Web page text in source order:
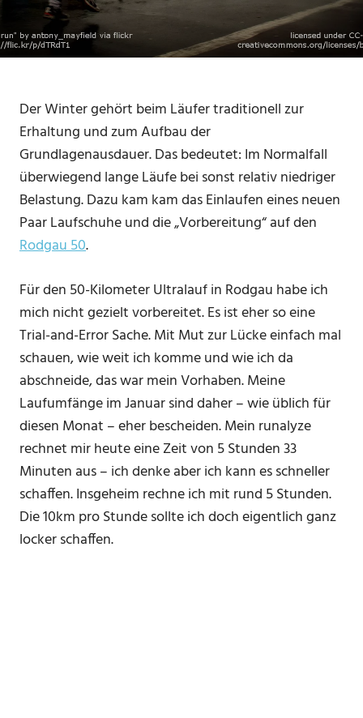
Der Winter gehört beim Läufer traditionell zur
Erhaltung und zum Aufbau der
Grundlagenausdauer. Das bedeutet: Im Normalfall
überwiegend lange Läufe bei sonst relativ niedriger
Belastung. Dazu kam kam das Einlaufen eines neuen
Paar Laufschuhe und die „Vorbereitung“ auf den
Rodgau 50.
Für den 50-Kilometer Ultralauf in Rodgau habe ich
mich nicht gezielt vorbereitet. Es ist eher so eine
Trial-and-Error Sache. Mit Mut zur Lücke einfach mal
schauen, wie weit ich komme und wie ich da
abschneide, das war mein Vorhaben. Meine
Laufumfänge im Januar sind daher – wie üblich für
diesen Monat – eher bescheiden. Mein runalyze
rechnet mir heute eine Zeit von 5 Stunden 33
Minuten aus – ich denke aber ich kann es schneller
schaffen. Insgeheim rechne ich mit rund 5 Stunden.
Die 10km pro Stunde sollte ich doch eigentlich ganz
locker schaffen.